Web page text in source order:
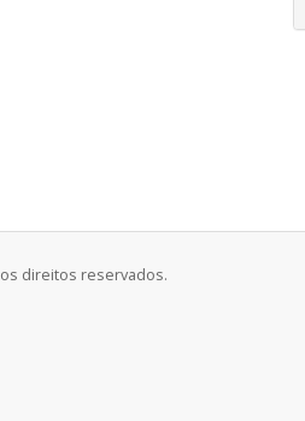
direitos reservados.